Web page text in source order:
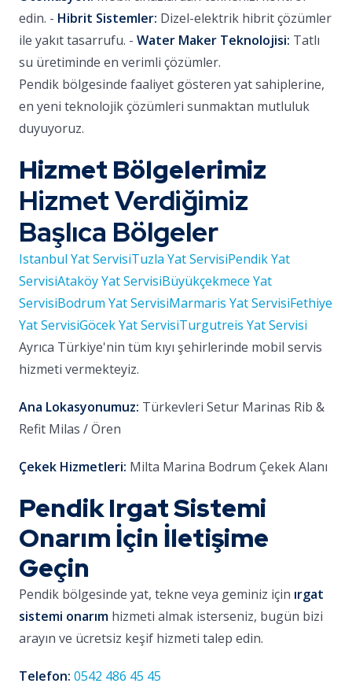
edin. - Hibrit Sistemler: Dizel-elektrik hibrit çözümler
ile yakıt tasarrufu. - Water Maker Teknolojisi: Tatlı
su üretiminde en verimli çözümler.
Pendik bölgesinde faaliyet gösteren yat sahiplerine,
en yeni teknolojik çözümleri sunmaktan mutluluk
duyuyoruz.
Hizmet Bölgelerimiz
Hizmet Verdiğimiz
Başlıca Bölgeler
Istanbul Yat ServisiTuzla Yat ServisiPendik Yat
ServisiAtaköy Yat ServisiBüyükçekmece Yat
ServisiBodrum Yat ServisiMarmaris Yat ServisiFethiye
Yat ServisiGöcek Yat ServisiTurgutreis Yat Servisi
Ayrıca Türkiye'nin tüm kıyı şehirlerinde mobil servis
hizmeti vermekteyiz.
Ana Lokasyonumuz: Türkevleri Setur Marinas Rib &
Refit Milas / Ören
Çekek Hizmetleri: Milta Marina Bodrum Çekek Alanı
Pendik Irgat Sistemi
Onarım İçin İletişime
Geçin
Pendik bölgesinde yat, tekne veya geminiz için ırgat
sistemi onarım hizmeti almak isterseniz, bugün bizi
arayın ve ücretsiz keşif hizmeti talep edin.
Telefon: 0542 486 45 45